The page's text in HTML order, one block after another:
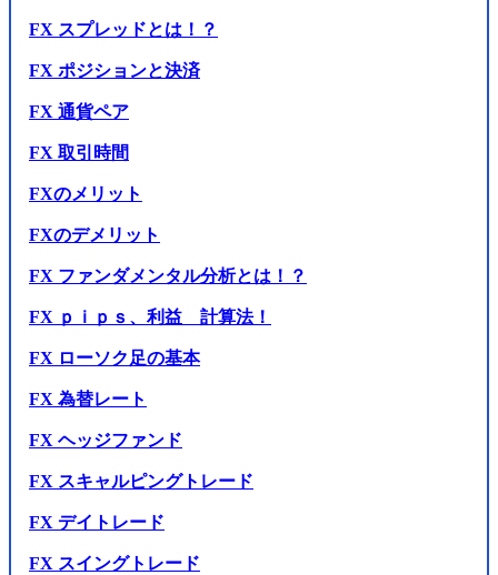
FX スプレッドとは！？
FX ポジションと決済
FX 通貨ペア
FX 取引時間
FXのメリット
FXのデメリット
FX ファンダメンタル分析とは！？
FX ｐｉｐｓ、利益 計算法！
FX ローソク足の基本
FX 為替レート
FX ヘッジファンド
FX スキャルピングトレード
FX デイトレード
FX スイングトレード